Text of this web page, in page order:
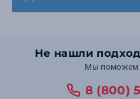
Не нашли
Мы поможем
8 (800)